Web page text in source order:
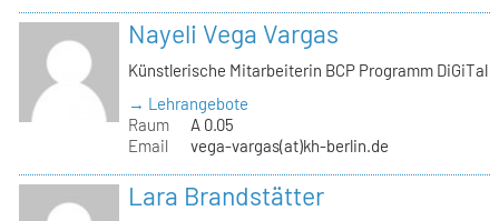
Nayeli Vega Vargas
Künstlerische Mitarbeiterin BCP Programm DiGiTal
→ Lehrangebote
Raum
A 0.05
Email
vega-vargas(at)kh-berlin.de
Lara Brandstätter